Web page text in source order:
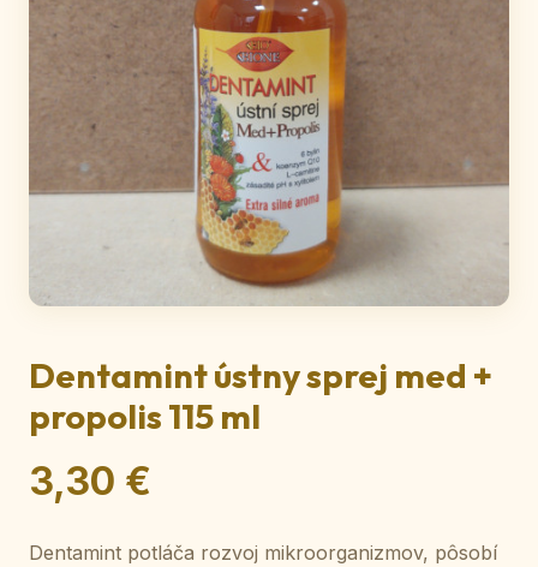
Dentamint ústny sprej med +
propolis 115 ml
3,30 €
Dentamint potláča rozvoj mikroorganizmov, pôsobí